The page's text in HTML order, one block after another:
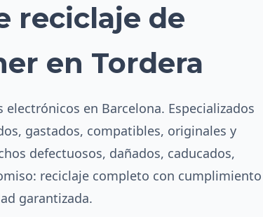
reciclaje de
en Tordera
en Barcelona. Especializados
gastados, compatibles, originales y
defectuosos, dañados, caducados,
reciclaje completo con cumplimiento
garantizada.